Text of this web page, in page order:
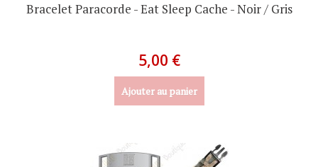
Bracelet Paracorde - Eat Sleep Cache - Noir / Gris
5,00 €
Ajouter au panier